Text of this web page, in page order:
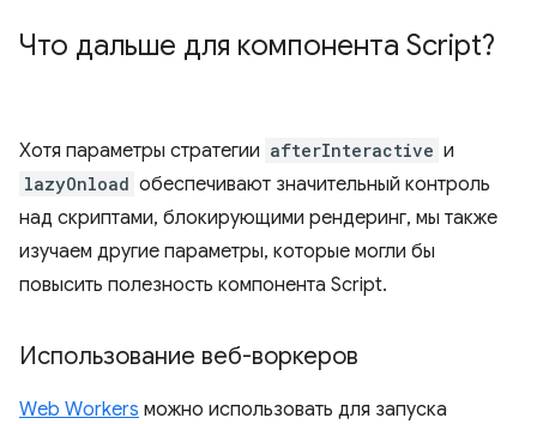
Что дальше для компонента Script?
Хотя параметры стратегии afterInteractive и
lazyOnload обеспечивают значительный контроль
над скриптами, блокирующими рендеринг, мы также
изучаем другие параметры, которые могли бы
повысить полезность компонента Script.
Использование веб-воркеров
Web Workers можно использовать для запуска